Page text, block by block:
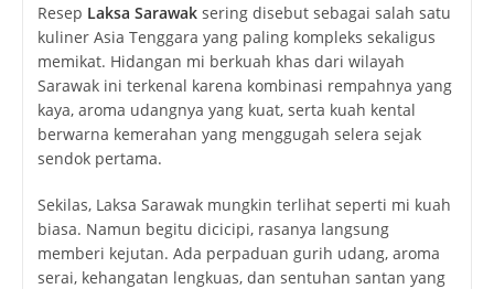
Resep Laksa Sarawaksering disebut sebagai salah satu
kuliner Asia Tenggara yang paling kompleks sekaligus
memikat. Hidangan mi berkuah khas dari wilayah
Sarawak ini terkenal karena kombinasi rempahnya yang
kaya, aroma udangnya yang kuat, serta kuah kental
berwarna kemerahan yang menggugah selera sejak
sendok pertama.
Sekilas, Laksa Sarawak mungkin terlihat seperti mi kuah
biasa. Namun begitu dicicipi, rasanya langsung
memberi kejutan. Ada perpaduan gurih udang, aroma
serai, kehangatan lengkuas, dan sentuhan santan yang